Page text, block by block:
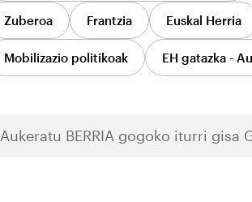
Zuberoa Frantzia Euskal Herria
Mobilizazio politikoak EH gatazka -
Aukeratu BERRIA gogoko iturri gisa